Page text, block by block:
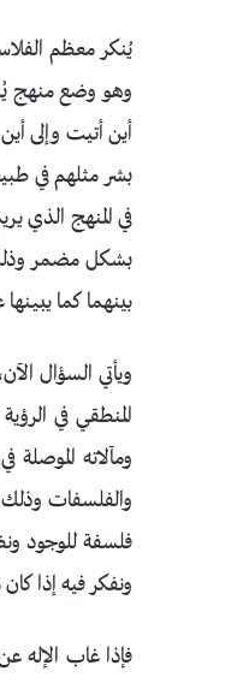
يُنكر معظم
وهو وضع منهج
أين أتيت وإلى
بشر مثلهم في
في المنهج الذي
بشكل مضمر وذلك
بينهما كما
ويأتي السؤال
المنطقي في
ومآلاته
والفلسفات وذلك
فلسفة للوجود
ونفكر فيه إذا
فإذا غاب الإله